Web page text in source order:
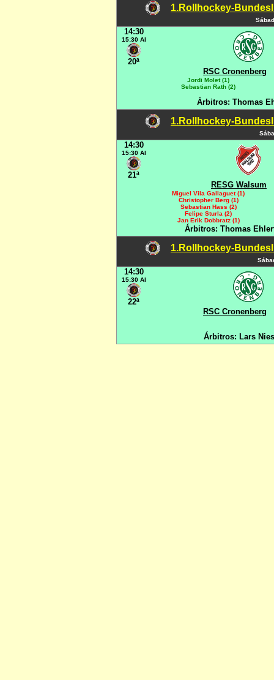
1.Rollhockey-
14:30
15:30 Al
20ª
RSC Cronenberg
Jordi Molet (1)
Sebastian Rath (2)
Árbitros: Thomas
1.Rollhockey-
14:30
15:30 Al
21ª
RESG Walsum
Miguel Vila Gallaguet (1)
Christopher Berg (1)
Sebastian Hass (2)
Felipe Sturla (2)
Jan Erik Dobbratz (1)
Árbitros: Thomas
1.Rollhockey-
14:30
15:30 Al
22ª
RSC Cronenberg
Árbitros: Lars